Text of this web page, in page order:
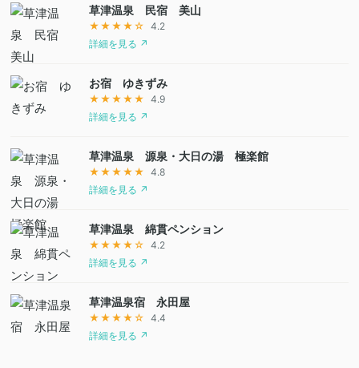
草津温泉 民宿 美山
★★★★☆
4.2
詳細を見る ↗
お宿 ゆきずみ
★★★★★
4.9
詳細を見る ↗
草津温泉 源泉・大日の湯 極楽館
★★★★★
4.8
詳細を見る ↗
草津温泉 綿貫ペンション
★★★★☆
4.2
詳細を見る ↗
草津温泉宿 永田屋
★★★★☆
4.4
詳細を見る ↗